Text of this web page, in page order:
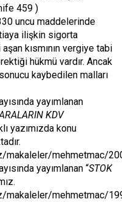
459 )
uncu maddelerinde
ilişkin sigorta
kısmının vergiye tabi
hükmü vardır. Ancak
kaybedilen malları
yayımlanan
KDV
yazımızda konu
makaleler/mehmetmac/
yayımlanan “STOK
makaleler/mehmetmac/